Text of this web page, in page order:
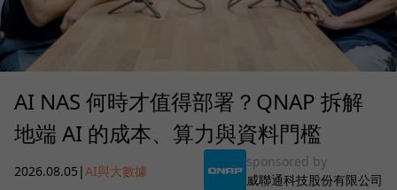
AI NAS 何時才值得部署？QNAP 拆解
地端 AI 的成本、算力與資料門檻
2026.08.05 |AI與大數據
sponsored by
威聯通科技股份有限公司